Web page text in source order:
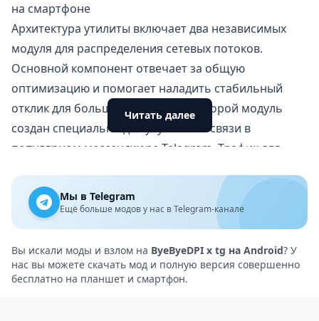
на смартфоне
Архитектура утилиты включает два независимых
модуля для распределения сетевых потоков.
Основной компонент отвечает за общую
оптимизацию и помогает наладить стабильный
отклик для большинства сайтов. Второй модуль
создан специально для улучшения связи в
популярном мессенджере Telegram . Трафик для
минуя общие алгоритмы обработки. Это позволяет
добиться идеальной плавности при передаче
сообщений и тяжелых медиафайлов.
Параллельная работа и умные шлюзы
Пользователи могут активировать ускорение для
мессенджера прямо во время работы основного
Читать далее
Мы в Telegram
Ещё больше модов у нас в Telegram-канале
Вы искали моды и взлом на ByeByeDPI x tg на Android? У
нас вы можете скачать мод и полную версия совершенно
бесплатно на планшет и смартфон.